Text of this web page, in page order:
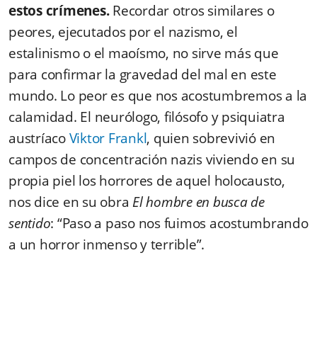
estos crímenes.Recordar otros similares o
peores, ejecutados por el nazismo, el
estalinismo o el maoísmo, no sirve más que
para confirmar la gravedad del mal en este
mundo. Lo peor es que nos acostumbremos a la
calamidad. El neurólogo, filósofo y psiquiatra
austríacoViktor Frankl, quien sobrevivió en
campos de concentración nazis viviendo en su
propia piel los horrores de aquel holocausto,
nos dice en su obra El hombre en busca de
sentido: “Paso a paso nos fuimos acostumbrando
a un horror inmenso y terrible”.